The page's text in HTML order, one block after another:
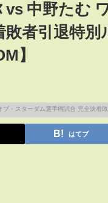
vs 中野たむ
者引退特別
】
はてブ